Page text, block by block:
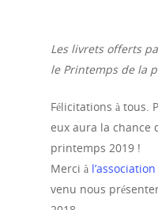
Les livrets offerts
le Printemps de la
Félicitations à tous.
eux aura la chance
printemps 2019 !
Merci à
venu nous